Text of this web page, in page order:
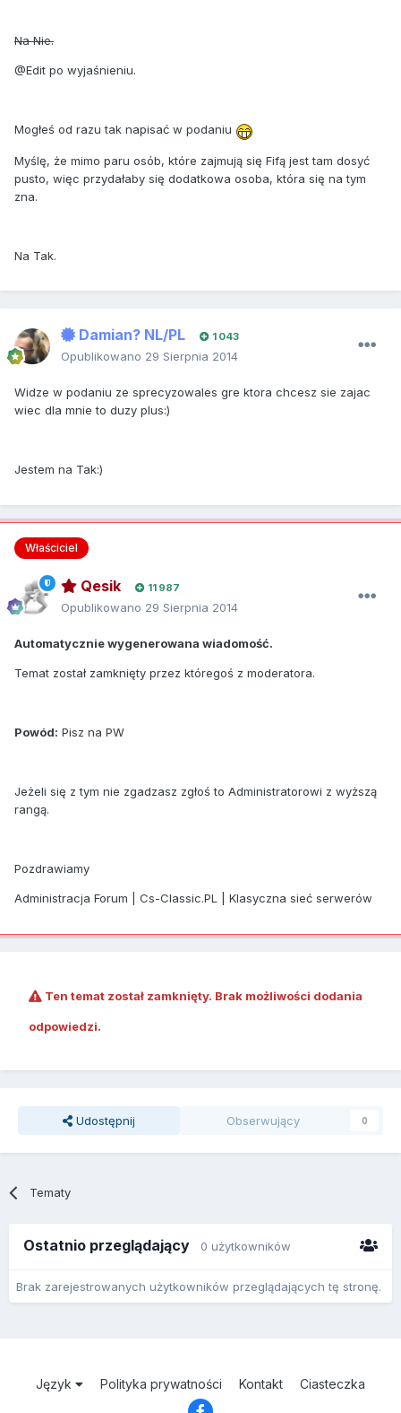
Na Nie.
@Edit po wyjaśnieniu.
Mogłeś od razu tak napisać w podaniu
Myślę, że mimo paru osób, które zajmują się Fifą jest tam dosyć
pusto, więc przydałaby się dodatkowa osoba, która się na tym
zna.
Na Tak.
Damian? NL/PL 1 043
Opublikowano 29 Sierpnia 2014
Widze w podaniu ze sprecyzowales gre ktora chcesz sie zajac
wiec dla mnie to duzy plus:)
Jestem na Tak:)
Właściciel
Qesik 11 987
Opublikowano 29 Sierpnia 2014
Automatycznie wygenerowana wiadomość.
Temat został zamknięty przez któregoś z moderatora.
Powód: Pisz na PW
Jeżeli się z tym nie zgadzasz zgłoś to Administratorowi z wyższą
rangą.
Pozdrawiamy
Administracja Forum | Cs-Classic.PL | Klasyczna sieć serwerów
Ten temat został zamknięty. Brak możliwości dodania
odpowiedzi.
Udostępnij Obserwujący 0
Tematy
Ostatnio przeglądający 0 użytkowników
Brak zarejestrowanych użytkowników przeglądających tę stronę.
Język Polityka prywatności Kontakt Ciasteczka